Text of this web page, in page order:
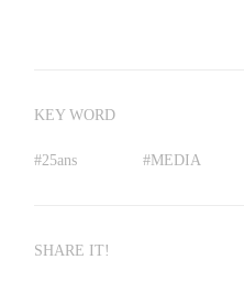
KEY WORD
#25ans #MEDIA
SHARE IT!